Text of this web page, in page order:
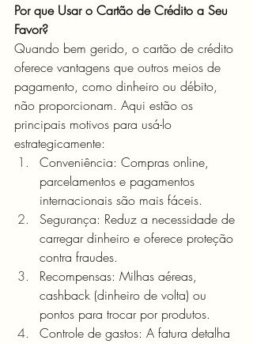
Por que Usar o Cartão de Crédito a Seu
Favor?
Quando bem gerido, o cartão de crédito
oferece vantagens que outros meios de
pagamento, como dinheiro ou débito,
não proporcionam. Aqui estão os
principais motivos para usá-lo
estrategicamente:
Conveniência: Compras online,
parcelamentos e pagamentos
internacionais são mais fáceis.
Segurança: Reduz a necessidade de
carregar dinheiro e oferece proteção
contra fraudes.
Recompensas: Milhas aéreas,
cashback (dinheiro de volta) ou
pontos para trocar por produtos.
Controle de gastos: A fatura detalha